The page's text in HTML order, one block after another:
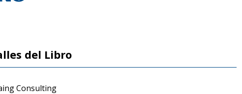
del Libro
Consulting